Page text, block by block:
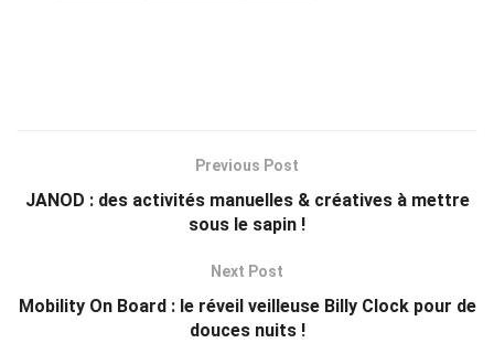
Previous Post
JANOD : des activités manuelles & créatives à mettre
sous le sapin !
Next Post
Mobility On Board : le réveil veilleuse Billy Clock pour de
douces nuits !